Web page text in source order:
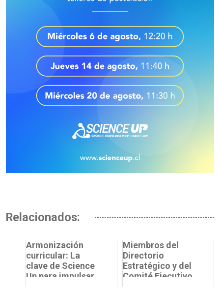
Relacionados:
Armonización
curricular: La
clave de Science
Up para impulsar
Miembros del
Directorio
Estratégico y del
Comité Ejecutivo